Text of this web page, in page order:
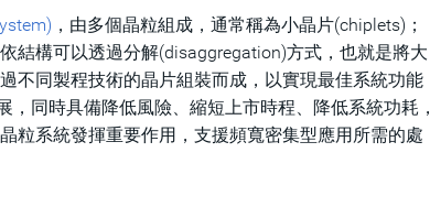
，由多個晶粒組成，通常稱為小晶片(chiplets)；
結構可以透過分解(disaggregation)方式，也就是將大
不同製程技術的晶片組裝而成，以實現最佳系統功能
同時具備降低風險、縮短上市時程、降低系統功耗，
粒系統發揮重要作用，支援頻寬密集型應用所需的處